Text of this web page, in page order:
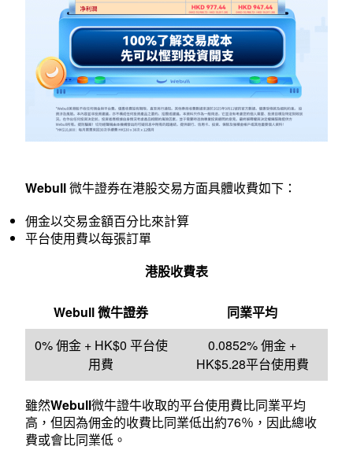
Webull微牛證券在港股交易方面具體收費如下：
佣金以交易金額百分比來計算
平台使用費以每張訂單
港股收費表
Webull微牛證券
同業平均
0% 佣金 + HK$0 平台使
用費
0.0852% 佣金 +
HK$5.28平台使用費
雖然Webull微牛證牛收取的平台使用費比同業平均
高，但因為佣金的收費比同業低出約76％，因此總收
費或會比同業低。